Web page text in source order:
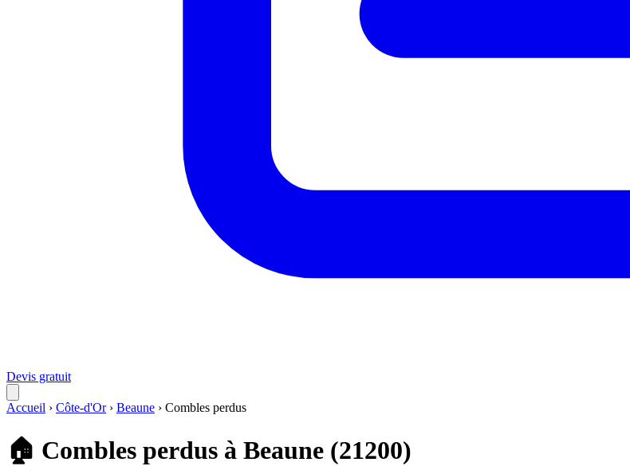
Devis gratuit
Accueil › Côte-d'Or › Beaune › Combles perdus
🏠 Combles perdus à Beaune (21200)